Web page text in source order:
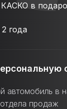
в
2 года
автомобиль в
продаж